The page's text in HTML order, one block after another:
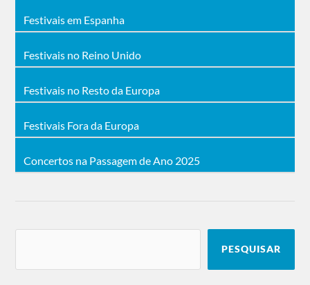
Festivais em Espanha
Festivais no Reino Unido
Festivais no Resto da Europa
Festivais Fora da Europa
Concertos na Passagem de Ano 2025
PESQUISAR